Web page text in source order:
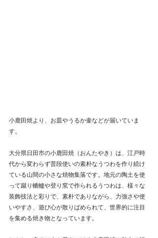
小鹿田焼より、お皿やうるか壷などが届いていま
す。
大分県日田市の小鹿田焼（おんたやき）は、江戸時
代から変わらず普段使いの素朴なうつわを作り続け
ている山間の小さな焼物集落です。地元の陶土を使
って蹴り轆轤や登り窯で作られるうつわは、様々な
装飾技法と彩りで、素朴でありながら、力強さや使
いやすさ、遊び心が散りばめられて、世界的に注目
を集める焼き物となっています。